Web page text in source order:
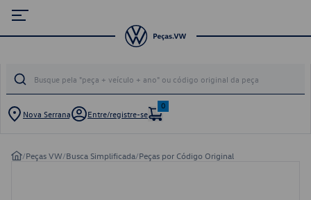
Nova Serrana Entre/registre-se
0
/Peças VW/Busca Simplificada/Peças por Código Original